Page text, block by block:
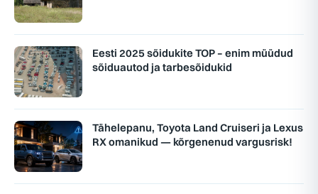
Eesti 2025 sõidukite TOP – enim müüdud
sõiduautod ja tarbesõidukid
Tähelepanu, Toyota Land Cruiseri ja Lexus
RX omanikud — kõrgenenud vargusrisk!